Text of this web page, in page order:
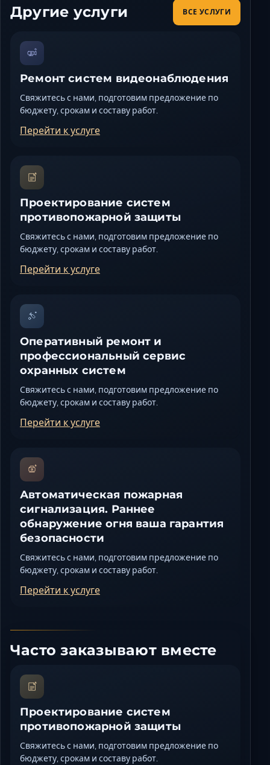
Другие услуги ВСЕ УСЛУГИ
Ремонт систем видеонаблюдения
Свяжитесь с нами, подготовим предложение по
бюджету, срокам и составу работ.
Перейти к услуге
Проектирование систем
противопожарной защиты
Свяжитесь с нами, подготовим предложение по
бюджету, срокам и составу работ.
Перейти к услуге
Оперативный ремонт и
профессиональный сервис
охранных систем
Свяжитесь с нами, подготовим предложение по
бюджету, срокам и составу работ.
Перейти к услуге
Автоматическая пожарная
сигнализация. Раннее
обнаружение огня ваша гарантия
безопасности
Свяжитесь с нами, подготовим предложение по
бюджету, срокам и составу работ.
Перейти к услуге
Часто заказывают вместе
Проектирование систем
противопожарной защиты
Свяжитесь с нами, подготовим предложение по
бюджету, срокам и составу работ.